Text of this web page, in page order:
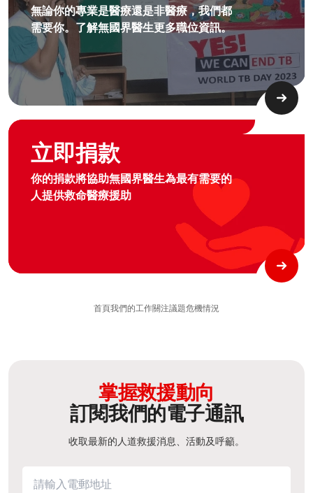
無論你的專業是醫療還是非醫療，我們都
需要你。了解無國界醫生更多職位資訊。​
立即捐款
你的捐款將協助無國界醫生為最有需要的
人提供救命醫療援助
Graphic of hand with heart logo
首頁我們的工作關注議題危機情況
掌握救援動向
訂閱我們的電子通訊
收取最新的人道救援消息、活動及呼籲。